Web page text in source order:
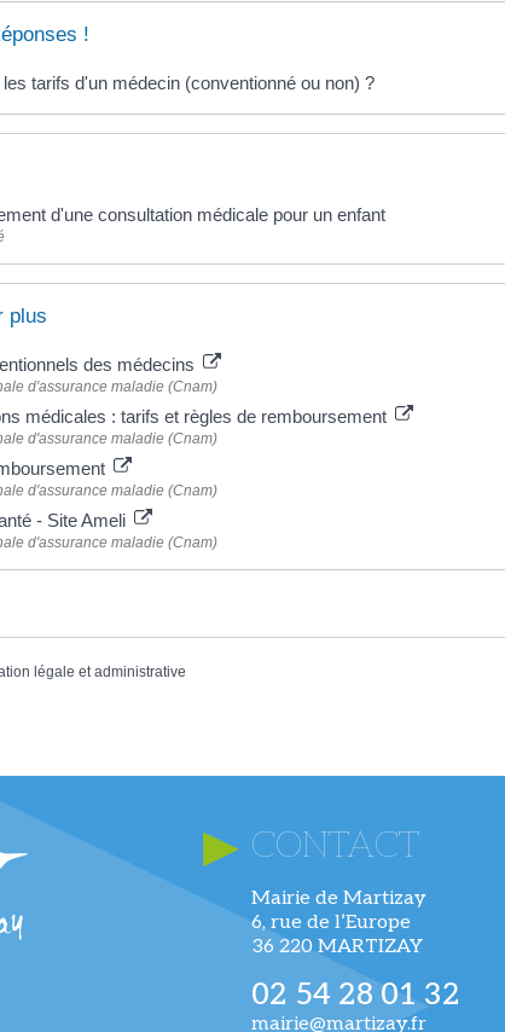
!
tarifs d'un médecin (conventionné ou non) ?
d'une consultation médicale pour un enfant
plus
des médecins
d'assurance maladie (Cnam)
médicales : tarifs et règles de remboursement
d'assurance maladie (Cnam)
d'assurance maladie (Cnam)
- Site Ameli
d'assurance maladie (Cnam)
légale et administrative
CONTACT
Mairie de Martizay
6, rue de l’Europe
36 220 MARTIZAY
02 54 28 01 32
mairie@martizay.fr